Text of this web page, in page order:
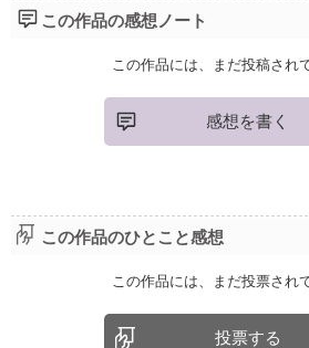
この作品の感想ノート
この作品には、まだ投稿され
感想を書く
この作品のひとこと感想
この作品には、まだ投票され
投票する